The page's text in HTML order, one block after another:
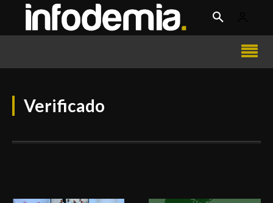
Verificado